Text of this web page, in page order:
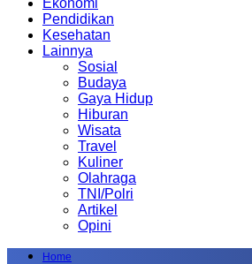
Ekonomi
Pendidikan
Kesehatan
Lainnya
Sosial
Budaya
Gaya Hidup
Hiburan
Wisata
Travel
Kuliner
Olahraga
TNI/Polri
Artikel
Opini
Home